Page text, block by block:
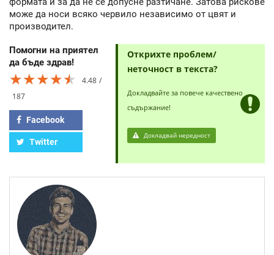
може да носи всяко червило независимо от цвят и
производител.
Помогни на приятел
да бъде здрав!
★★★★★
★★★★★
★★★★★
4.48
187
Facebook
Twitter
Открихте проблем/
неточност в текста?
Докладвайте за повече качествено
съдържание!
Докладвай нередност